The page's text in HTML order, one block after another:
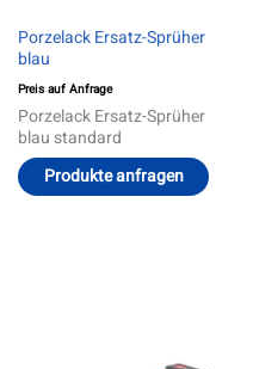
Porzelack Ersatz-Sprüher
blau
Preis auf Anfrage
Porzelack Ersatz-Sprüher
blau standard
Produkte anfragen